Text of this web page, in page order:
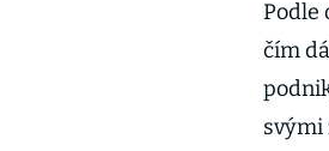
Podle
čím
svými